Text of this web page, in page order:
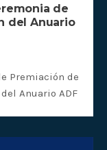
de
del Anuario
Premiación de
Anuario ADF